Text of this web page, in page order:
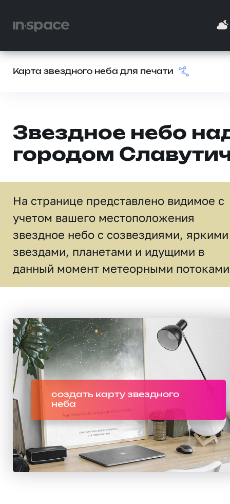
Карта звездного неба для печати
Звездное небо
городом
На странице представлено видимое c
учетом вашего местоположения
звездное небо c созвездиями, яркими
звездами, планетами и идущими в
данный момент метеорными
создать карту звездного
неба